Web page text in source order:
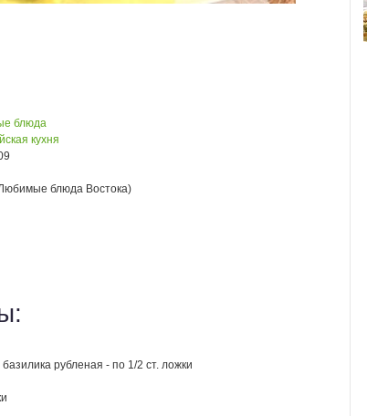
блюда
кухня
блюда Востока)
рубленая - по 1/2 ст. ложки